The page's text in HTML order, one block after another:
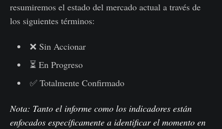
resumiremos el estado del mercado actual a través de
los siguientes términos:
❌ Sin Accionar
⏳ En Progreso
✅ Totalmente Confirmado
Nota: Tanto el informe como los indicadores están
enfocados específicamente a identificar el momento en